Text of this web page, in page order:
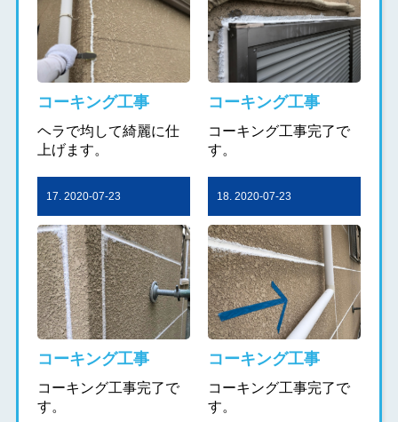
コーキング工事
ヘラで均して綺麗に仕
上げます。
コーキング工事
コーキング工事完了で
す。
17. 2020-07-23
コーキング工事
コーキング工事完了で
す。
18. 2020-07-23
コーキング工事
コーキング工事完了で
す。